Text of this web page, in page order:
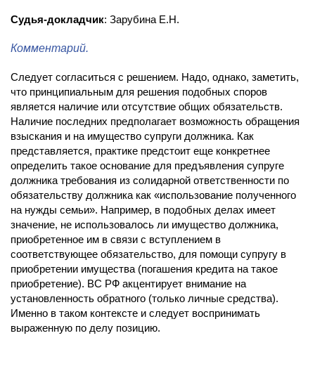
Судья-докладчик: Зарубина Е.Н.
Комментарий.
Следует согласиться с решением. Надо, однако, заметить,
что принципиальным для решения подобных споров
является наличие или отсутствие общих обязательств.
Наличие последних предполагает возможность обращения
взыскания и на имущество супруги должника. Как
представляется, практике предстоит еще конкретнее
определить такое основание для предъявления супруге
должника требования из солидарной ответственности по
обязательству должника как «использование полученного
на нужды семьи». Например, в подобных делах имеет
значение, не использовалось ли имущество должника,
приобретенное им в связи с вступлением в
соответствующее обязательство, для помощи супругу в
приобретении имущества (погашения кредита на такое
приобретение). ВС РФ акцентирует внимание на
установленность обратного (только личные средства).
Именно в таком контексте и следует воспринимать
выраженную по делу позицию.